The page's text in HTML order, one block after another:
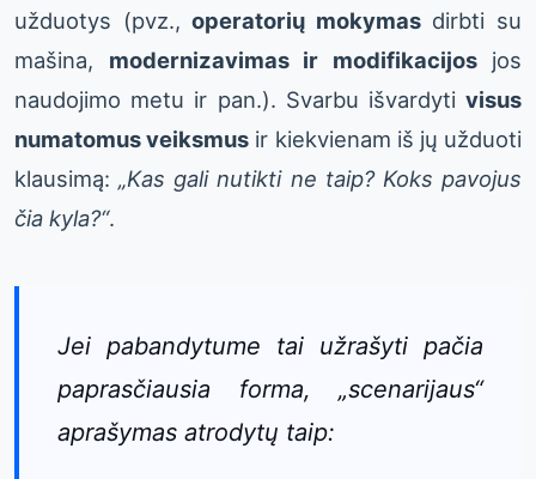
užduotys (pvz.,operatorių mokymasdirbti su
mašina, modernizavimas ir modifikacijosjos
naudojimo metu ir pan.). Svarbu išvardyti visus
numatomus veiksmus ir kiekvienam iš jų užduoti
klausimą:„Kas gali nutikti ne taip? Koks pavojus
čia kyla?“.
Jei pabandytume tai užrašyti pačia
paprasčiausia forma, „scenarijaus“
aprašymas atrodytų taip: